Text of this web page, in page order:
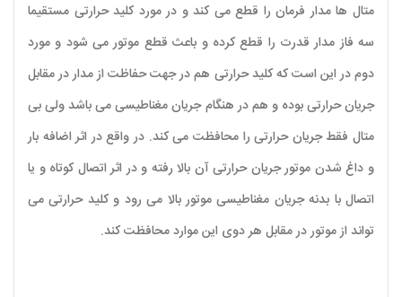
متال ها مدار فرمان را قطع می کند و در مورد کلید حرارتی مستقیما
سه فاز مدار قدرت را قطع کرده و باعث قطع موتور می شود و مورد
دوم در این است که کلید حرارتی هم در جهت حفاظت از مدار در مقابل
جریان حرارتی بوده و هم در هنگام جریان مغناطیسی می باشد ولی بی
متال فقط جریان حرارتی را محافظت می کند. در واقع در اثر اضافه بار
و داغ شدن موتور جریان حرارتی آن بالا رفته و در اثر اتصال کوتاه و یا
اتصال با بدنه جریان مغناطیسی موتور بالا می رود و کلید حرارتی می
تواند از موتور در مقابل هر دوی این موارد محافظت کند.